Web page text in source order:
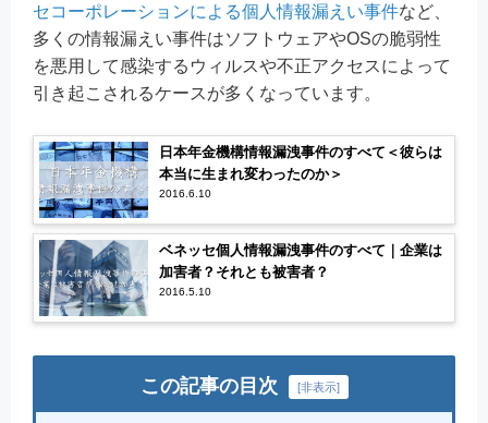
セコーポレーションによる個人情報漏えい事件など、
多くの情報漏えい事件はソフトウェアやOSの脆弱性
を悪用して感染するウィルスや不正アクセスによって
引き起こされるケースが多くなっています。
日本年金機構情報漏洩事件のすべて＜彼らは
本当に生まれ変わったのか＞
2016.6.10
ベネッセ個人情報漏洩事件のすべて｜企業は
加害者？それとも被害者？
2016.5.10
この記事の目次 [非表示]